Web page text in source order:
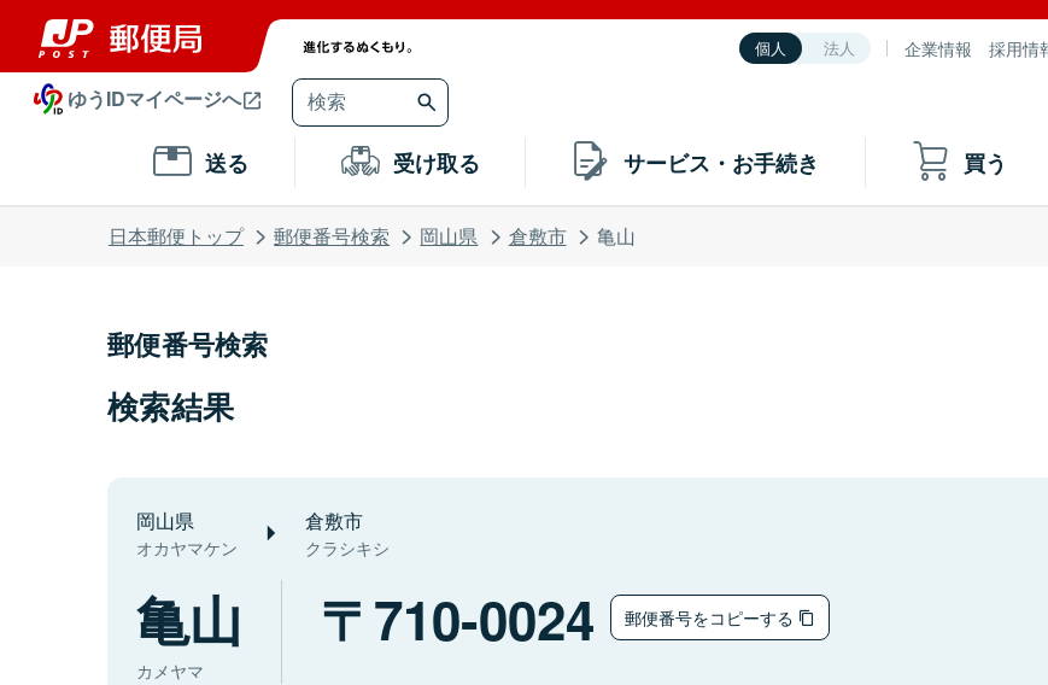
個人 法人 企業情報 採用情
ゆうIDマイページへ
送る 受け取る サービス・お手続き 買う
日本郵便トップ 郵便番号検索 岡山県 倉敷市 亀山
郵便番号検索
検索結果
岡山県
オカヤマケン
倉敷市
クラシキシ
亀山
カメヤマ
710-0024 郵便番号をコピーする